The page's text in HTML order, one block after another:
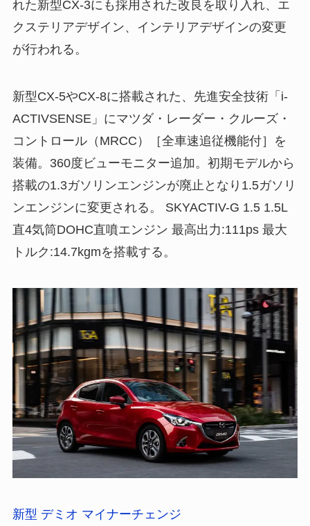
れた新型CX-3にも採用された改良を取り入れ、エ
クステリアデザイン、インテリアデザインの変更
が行われる。
新型CX-5やCX-8に搭載された、先進安全技術「i-
ACTIVSENSE」にマツダ・レーダー・クルーズ・
コントロール（MRCC）［全車速追従機能付］を
装備。360度ビューモニター追加。初期モデルから
搭載の1.3ガソリンエンジンが廃止となり1.5ガソリ
ンエンジンに変更される。 SKYACTIV-G 1.5 1.5L
直4気筒DOHC直噴エンジン 最高出力:111ps 最大
トルク:14.7kgmを搭載する。
新型 デミオ マイナーチェンジ